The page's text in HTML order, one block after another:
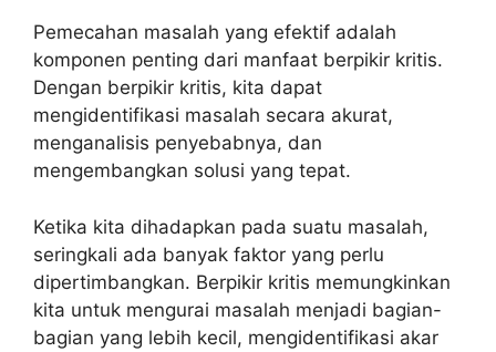
Pemecahan masalah yang efektif adalah
komponen penting dari manfaat berpikir kritis.
Dengan berpikir kritis, kita dapat
mengidentifikasi masalah secara akurat,
menganalisis penyebabnya, dan
mengembangkan solusi yang tepat.
Ketika kita dihadapkan pada suatu masalah,
seringkali ada banyak faktor yang perlu
dipertimbangkan. Berpikir kritis memungkinkan
kita untuk mengurai masalah menjadi bagian-
bagian yang lebih kecil, mengidentifikasi akar